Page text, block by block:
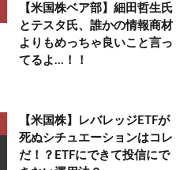
【米国株ベア部】細田哲生氏
とテスタ氏、誰かの情報商材
よりもめっちゃ良いこと言っ
てるよ…！！
【米国株】レバレッジETFが
死ぬシチュエーションはコレ
だ！？ETFにできて投信にで